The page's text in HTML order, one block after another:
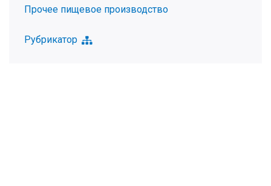
Прочее пищевое производство
Рубрикатор